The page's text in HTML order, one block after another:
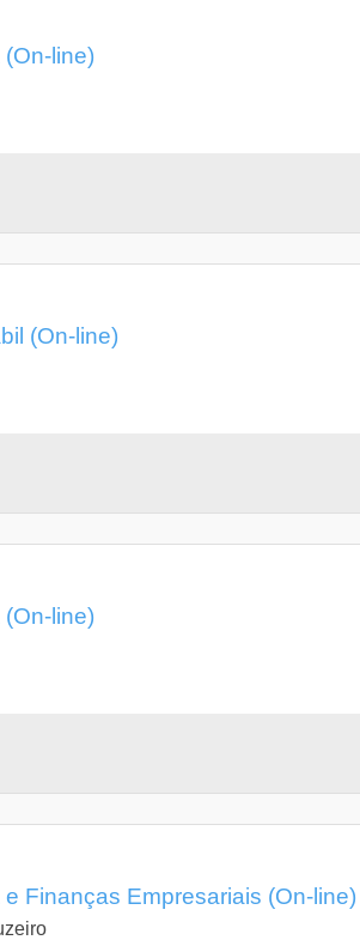
line)
(On-line)
line)
Finanças Empresariais (On-line)